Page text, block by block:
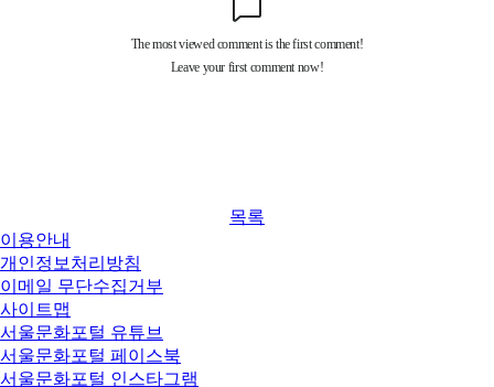
목록
이용안내
개인정보처리방침
이메일 무단수집거부
사이트맵
서울문화포털 유튜브
서울문화포털 페이스북
서울문화포털 인스타그램